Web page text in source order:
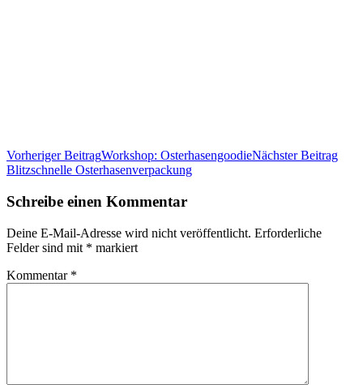
Vorheriger BeitragWorkshop: OsterhasengoodieNächster Beitrag
Blitzschnelle Osterhasenverpackung
Schreibe einen Kommentar
Deine E-Mail-Adresse wird nicht veröffentlicht. Erforderliche
Felder sind mit * markiert
Kommentar *